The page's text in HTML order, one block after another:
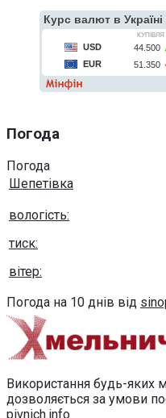
Погода
Погода
Шепетівка
вологість:
тиск:
вітер:
Погода на 10 днів від
Використання будь-яких
дозволяється за умови
pivnich.info